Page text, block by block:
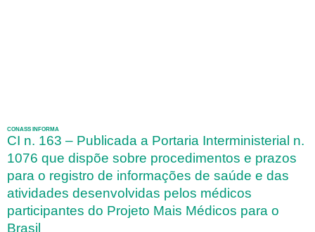
CONASS INFORMA
CI n. 163 – Publicada a Portaria Interministerial n.
1076 que dispõe sobre procedimentos e prazos
para o registro de informações de saúde e das
atividades desenvolvidas pelos médicos
participantes do Projeto Mais Médicos para o
Brasil